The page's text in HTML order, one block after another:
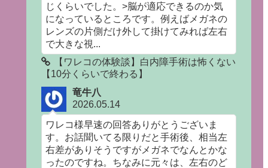
じくらいでした。>脳が適応できるのか気
になっているところです。例えばメガネの
レンズの片側だけ外して掛けてみれば左右
で大きな視...
【ワレコの体験談】白内障手術は怖くない
【10分くらいで終わる】
竜牛八
2026.05.14
ワレコ様早速の回答ありがとうございま
す。お話聞いてる限りだと手術後、相当左
右差がありそうですがメガネでなんとかな
ったのですね。ちなみに元々は、左右のど